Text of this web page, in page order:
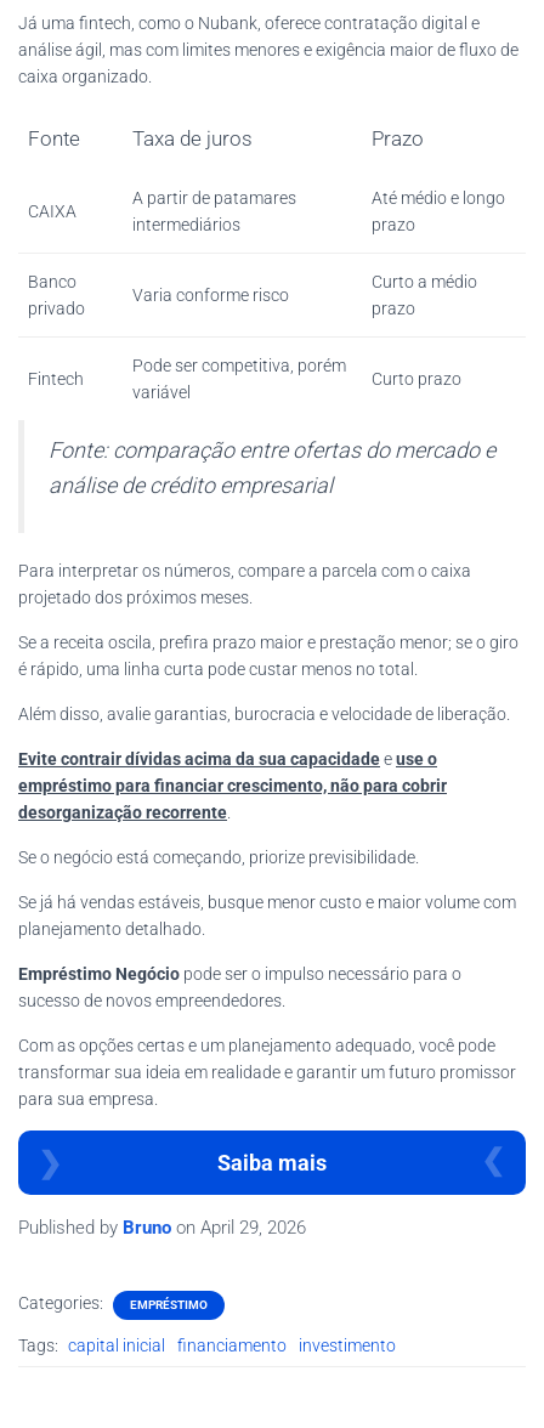
Já uma fintech, como o Nubank, oferece contratação digital e
análise ágil, mas com limites menores e exigência maior de fluxo de
caixa organizado.
Fonte Taxa de juros Prazo
CAIXA
A partir de patamares
intermediários
Até médio e longo
prazo
Banco
privado
Varia conforme risco
Curto a médio
prazo
Fintech
Pode ser competitiva, porém
variável
Curto prazo
Fonte: comparação entre ofertas do mercado e
análise de crédito empresarial
Para interpretar os números, compare a parcela com o caixa
projetado dos próximos meses.
Se a receita oscila, prefira prazo maior e prestação menor; se o giro
é rápido, uma linha curta pode custar menos no total.
Além disso, avalie garantias, burocracia e velocidade de liberação.
Evite contrair dívidas acima da sua capacidadeeuse o
empréstimo para financiar crescimento, não para cobrir
desorganização recorrente
Se o negócio está começando, priorize previsibilidade.
Se já há vendas estáveis, busque menor custo e maior volume com
planejamento detalhado.
Empréstimo Negócio pode ser o impulso necessário para o
sucesso de novos empreendedores.
Com as opções certas e um planejamento adequado, você pode
transformar sua ideia em realidade e garantir um futuro promissor
para sua empresa.
Saiba mais
Published by Bruno on April 29, 2026
Categories: EMPRÉSTIMO
Tags: capital inicial financiamento investimento